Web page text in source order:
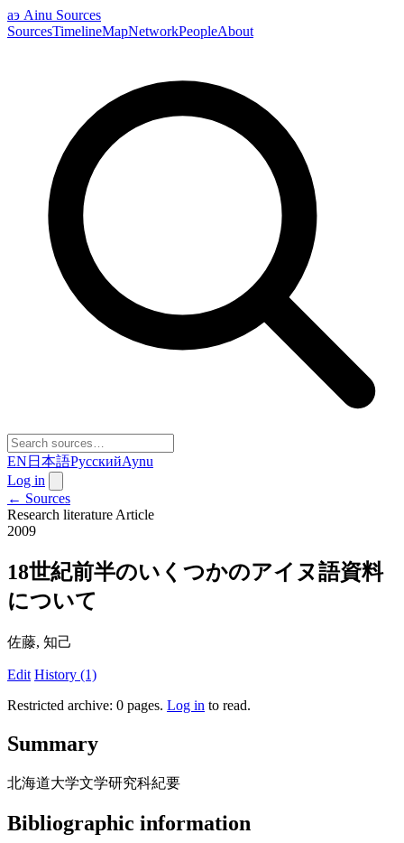
аэ Ainu Sources
SourcesTimelineMapNetworkPeopleAbout
EN 日本語РусскийAynu
Log in
← Sources
Research literature Article
2009
18世紀前半のいくつかのアイヌ語資料
について
佐藤, 知己
Edit History (1)
Restricted archive: 0 pages. Log in to read.
Summary
北海道大学文学研究科紀要
Bibliographic information